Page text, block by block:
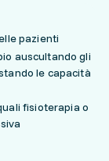
pazienti
auscultando gli
le capacità
fisioterapia o